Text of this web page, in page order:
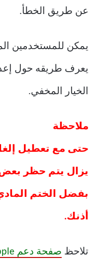
عن طريق الخطأ.
يمكن للمستخدمين
الخيار المخفي.
ملاحظة
حتى مع تعطيل
يزال يتم حظر
أذنك.
تلاحظ صفحة دعم Apple